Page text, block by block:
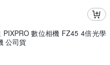
PIXPRO 數位相機 FZ45 4倍光學
公司貨